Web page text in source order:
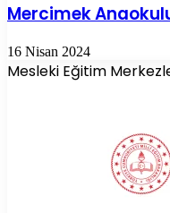
Mercimek
16 Nisan 2024
Mesleki Eğitim